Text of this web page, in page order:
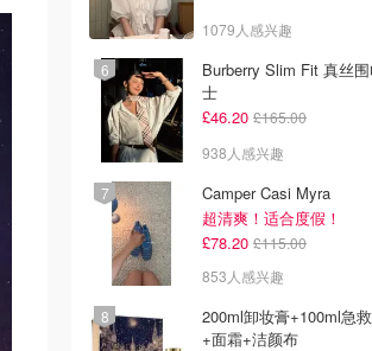
1079人感兴趣
Burberry Slim Fit 真丝围巾 女
士
£46.20 £165.00
938人感兴趣
Camper Casi Myra
超清爽！适合度假！
£78.20 £115.00
853人感兴趣
200ml卸妆膏+100ml急
+面霜+洁颜布